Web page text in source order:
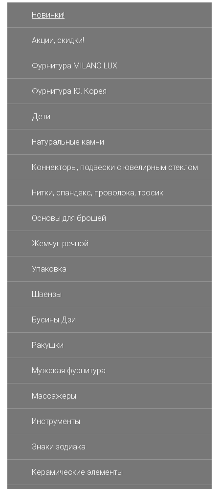
Новинки!
Акции, скидки!
Фурнитура MILANO LUX
Фурнитура Ю. Корея
Дети
Натуральные камни
Коннекторы, подвески с ювелирным стеклом
Нитки, спандекс, проволока, тросик
Основы для брошей
Жемчуг речной
Упаковка
Швензы
Бусины Дзи
Ракушки
Мужская фурнитура
Массажеры
Инструменты
Знаки зодиака
Керамические элементы